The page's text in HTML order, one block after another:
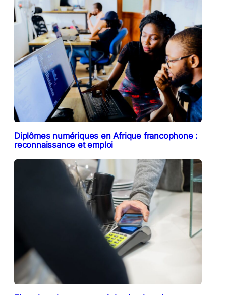
Diplômes numériques en Afrique francophone :
reconnaissance et emploi